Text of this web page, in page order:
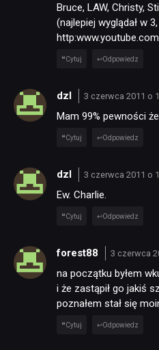
Bruce, LAW, Christy,
(najlepiej wyglądał w
Cytuj Odpowiedz
dzl 3 czerwca 2011 o
Mam 99% pewności
Cytuj Odpowiedz
dzl 3 czerwca 2011 o
Ew. Charlie.
Cytuj Odpowiedz
forest88 3 czerwca
na początku byłem
i że zastąpił go jakiś
poznałem stał się
Cytuj Odpowiedz